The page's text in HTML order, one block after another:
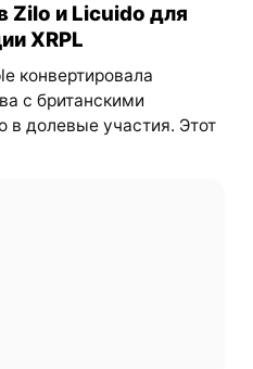
Zilo и Licuido для
XRPL
конвертировала
с британскими
в долевые участия. Этот